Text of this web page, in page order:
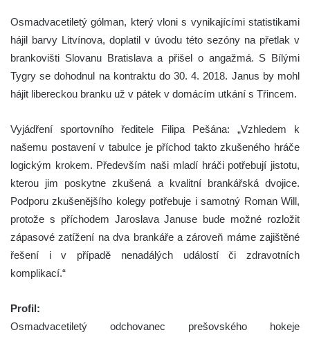
Osmadvacetiletý gólman, který vloni s vynikajícími statistikami
hájil barvy Litvínova, doplatil v úvodu této sezóny na přetlak v
brankovišti Slovanu Bratislava a přišel o angažmá. S Bílými
Tygry se dohodnul na kontraktu do 30. 4. 2018. Janus by mohl
hájit libereckou branku už v pátek v domácím utkání s Třincem.
Vyjádření sportovního ředitele Filipa Pešána: „Vzhledem k
našemu postavení v tabulce je příchod takto zkušeného hráče
logickým krokem. Především naši mladí hráči potřebují jistotu,
kterou jim poskytne zkušená a kvalitní brankářská dvojice.
Podporu zkušenějšího kolegy potřebuje i samotný Roman Will,
protože s příchodem Jaroslava Januse bude možné rozložit
zápasové zatížení na dva brankáře a zároveň máme zajištěné
řešení i v případě nenadálých událostí či zdravotních
komplikací.“
Profil:
Osmadvacetiletý odchovanec prešovského hokeje